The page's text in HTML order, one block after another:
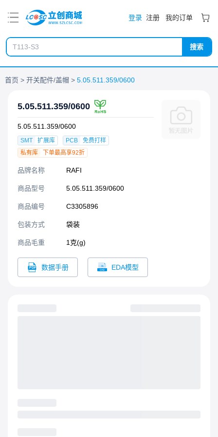
登录 注册 我的订单
搜索
首页 开关配件/盖帽 5.05.511.359/0600
5.05.511.359/0600
5.05.511.359/0600
SMT 扩展库 PCB
免费打样
私有库
下单最高享92折
品牌名称 RAFI
商品型号 5.05.511.359/0600
商品编号 C3305896
包装方式 袋装
商品毛重 1克(g)
数据手册 EDA模型